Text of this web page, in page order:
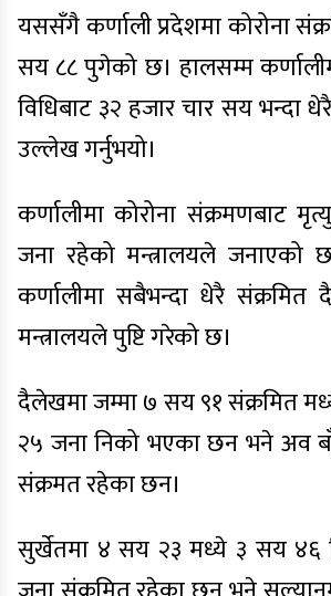
यससँगै कर्णाली प्रदेशमा कोरोना
सय ८८ पुगेको छ। हालसम्म
विधिबाट ३२ हजार चार सय भन्दा
उल्लेख गर्नुभयो।
कर्णालीमा कोरोना संक्रमणबाट
जना रहेको मन्त्रालयले जनाएको
कर्णालीमा सबैभन्दा धेरै
मन्त्रालयले पुष्टि गरेको छ।
दैलेखमा जम्मा ७ सय ९१ संक्रमित
२५ जना निको भएका छन भने अव
संक्रमत रहेका छन।
सुर्खेतमा ४ सय २३ मध्ये ३ सय